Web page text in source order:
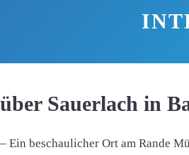
Sauerlach in
Ein beschaulicher Ort am Rande